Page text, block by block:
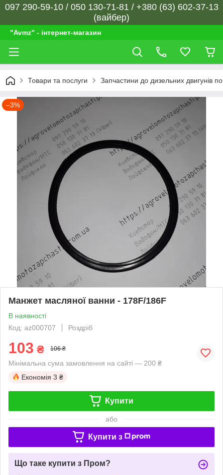
097 290-59-10 / 050 130-71-81 / +380 (63) 602-37-13
(вайбер)
"Avmz" - інтернет-магазин
Товари та послуги Запчастини до дизельних двигунів
–3%
Манжет масляної ванни - 178F/186F
В наявності
Код: az000707
Роздріб
103 ₴ 106 ₴
Мінімальна сума замовлення на сайті — 200 ₴
Економія 3 ₴
Купити
або
Купити з
Що таке купити з Пром?